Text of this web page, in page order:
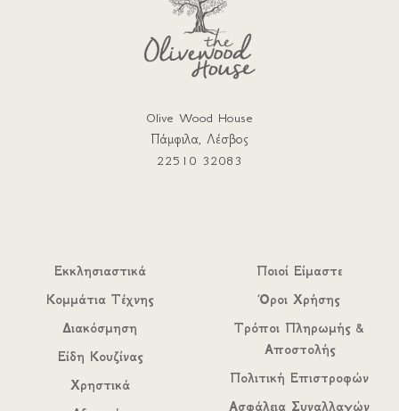
Olive Wood House
Πάμφιλα, Λέσβος
22510 32083
Εκκλησιαστικά
Κομμάτια Τέχνης
Διακόσμηση
Είδη Κουζίνας
Χρηστικά
Ποιοί Είμαστε
Όροι Χρήσης
Τρόποι Πληρωμής &
Αποστολής
Πολιτική Επιστροφών
Ασφάλεια Συναλλαγών